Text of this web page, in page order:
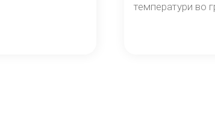
температури во